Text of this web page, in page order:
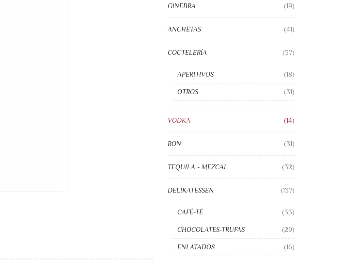
GINEBRA (19)
ANCHETAS (41)
COCTELERÍA (37)
APERITIVOS (18)
OTROS (31)
VODKA (14)
RON (31)
TEQUILA - MEZCAL (32)
DELIKATESSEN (137)
CAFÉ-TÉ (33)
CHOCOLATES-TRUFAS (29)
ENLATADOS (16)